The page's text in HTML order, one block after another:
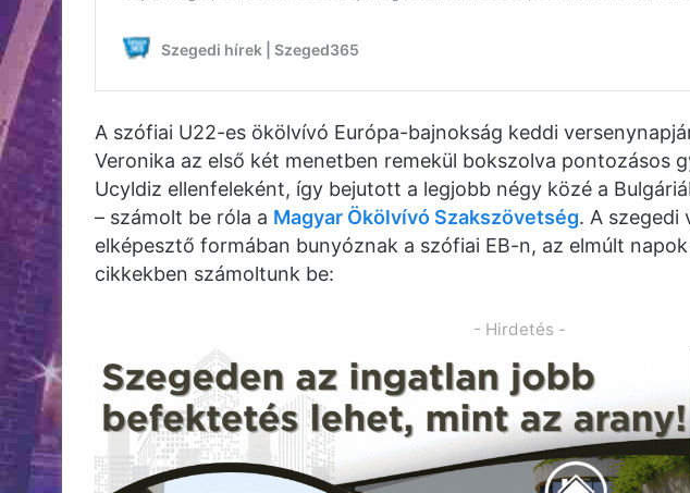
A szófiai U22-es ökölvívó Európa-bajnokság keddi
Veronika az első két menetben remekül bokszolva pontozásos
Ucyldiz ellenfeleként, így bejutott a legjobb négy közé a
– számolt be róla a Magyar Ökölvívó Szakszövetség. A szegedi
elképesztő formában bunyóznak a szófiai EB-n, az elmúlt
cikkekben számoltunk be:
- Hirdetés -